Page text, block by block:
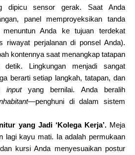
dipicu sensor gerak. Saat Anda
panel memproyeksikan tanda
Anda ke tujuan terdekat
riwayat perjalanan di ponsel Anda).
kontennya saat menangkap tatapan
Lingkungan menjadi sangat
berarti setiap langkah, tatapan, dan
inputyang bernilai. Anda beralih
—penghuni di dalam sistem
yang Jadi ‘Kolega Kerja’.Meja
lagi kayu mati. Ia adalah permukaan
kursi Anda menyesuaikan postur